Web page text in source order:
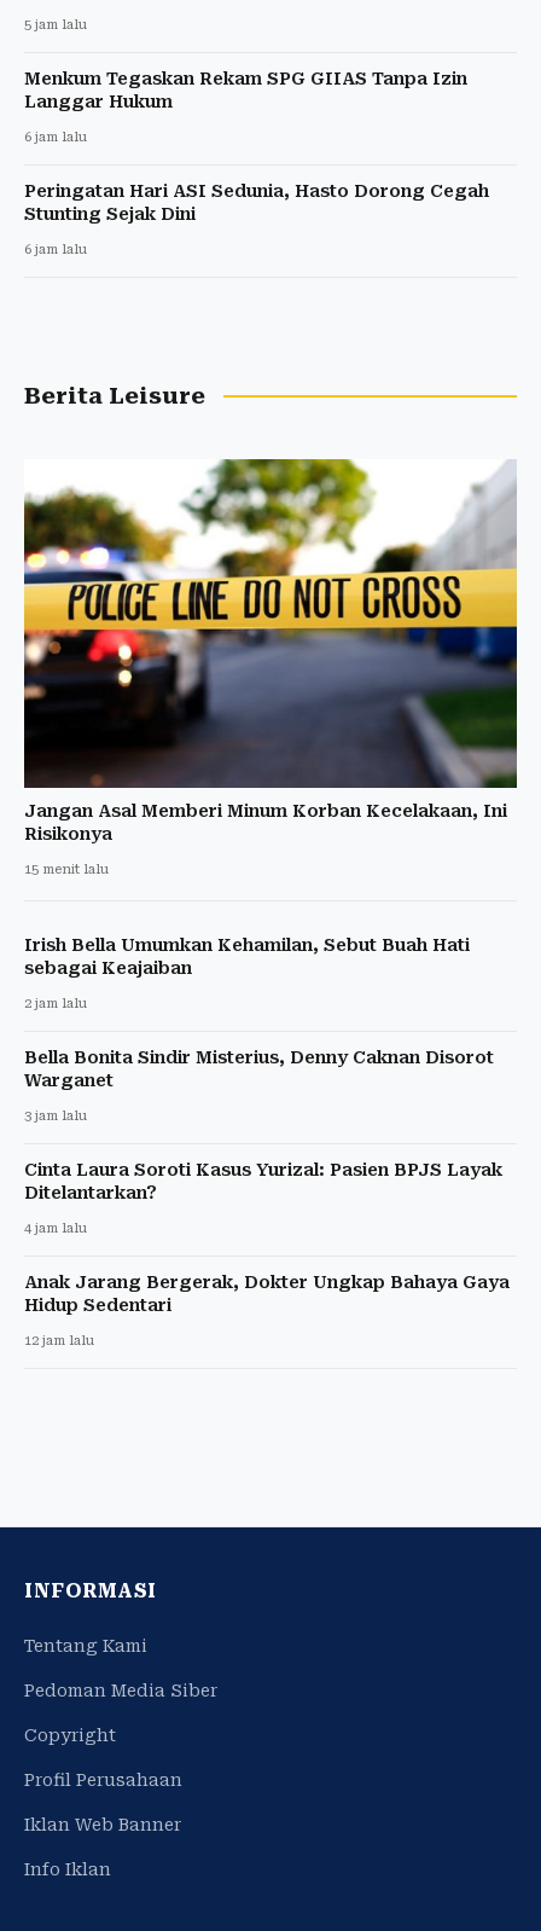
5 jam lalu
Menkum Tegaskan Rekam SPG GIIAS Tanpa Izin
Langgar Hukum
6 jam lalu
Peringatan Hari ASI Sedunia, Hasto Dorong Cegah
Stunting Sejak Dini
6 jam lalu
Berita Leisure
Jangan Asal Memberi Minum Korban Kecelakaan, Ini
Risikonya
15 menit lalu
Irish Bella Umumkan Kehamilan, Sebut Buah Hati
sebagai Keajaiban
2 jam lalu
Bella Bonita Sindir Misterius, Denny Caknan Disorot
Warganet
3 jam lalu
Cinta Laura Soroti Kasus Yurizal: Pasien BPJS Layak
Ditelantarkan?
4 jam lalu
Anak Jarang Bergerak, Dokter Ungkap Bahaya Gaya
Hidup Sedentari
12 jam lalu
INFORMASI
Tentang Kami
Pedoman Media Siber
Copyright
Profil Perusahaan
Iklan Web Banner
Info Iklan